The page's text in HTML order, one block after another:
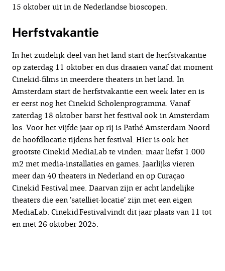
15 oktober uit in de Nederlandse bioscopen.
Herfstvakantie
In het zuidelijk deel van het land start de herfstvakantie
op zaterdag 11 oktober en dus draaien vanaf dat moment
Cinekid-films in meerdere theaters in het land. In
Amsterdam start de herfstvakantie een week later en is
er eerst nog het Cinekid Scholenprogramma. Vanaf
zaterdag 18 oktober barst het festival ook in Amsterdam
los. Voor het vijfde jaar op rij is Pathé Amsterdam Noord
de hoofdlocatie tijdens het festival. Hier is ook het
grootste Cinekid MediaLab te vinden: maar liefst 1.000
m2 met media-installaties en games. Jaarlijks vieren
meer dan 40 theaters in Nederland en op Curaçao
Cinekid Festival mee. Daarvan zijn er acht landelijke
theaters die een ’satelliet-locatie’ zijn met een eigen
MediaLab. Cinekid Festival vindt dit jaar plaats van 11 tot
en met 26 oktober 2025.